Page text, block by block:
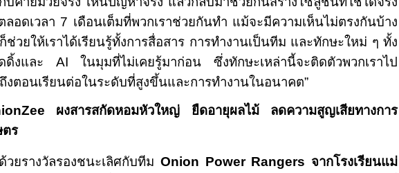
ลอดเวลา 7 เดือนเต็มที่พวกเราช่วยกันทำ แม้จะมีความเห็นไม่ตรงกันบ้าง
ช่วยให้เราได้เรียนรู้ทั้งการสื่อสาร การทำงานเป็นทีม และทักษะใหม่ ๆ ทั้ง
ดิ้งและ AIในมุมที่ไม่เคยรู้มาก่อน ซึ่งทักษะเหล่านี้จะติดตัวพวกเราไป
งตอนเรียนต่อในระดับที่สูงขึ้นและการทำงานในอนาคต”
ผงสารสกัดหอมหัวใหญ่ ยืดอายุผลไม้ ลดความสูญเสียทางการ
ตร
วยรางวัลรองชนะเลิศกับทีม Onion Power Rangers จากโรงเรียนแม่